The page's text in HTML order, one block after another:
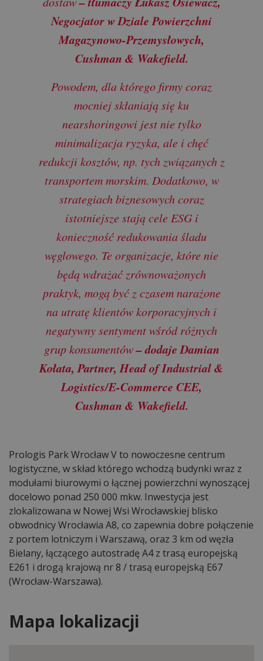
Negocjator w Dziale Powierzchni
Magazynowo-Przemysłowych,
Cushman & Wakefield.
Powodem, dla którego firmy coraz
mocniej skłaniają się ku
nearshoringowi jest nie tylko
minimalizacja ryzyka, ale i chęć
redukcji kosztów, np. tych związanych z
transportem morskim. Dodatkowo, w
strategiach biznesowych coraz
istotniejsze stają cele ESG i
konieczność redukowania śladu
węglowego. Te organizacje, które nie
będą wdrażać zrównoważonych
praktyk, mogą być z czasem narażone
na utratę klientów korporacyjnych i
negatywny sentyment wśród różnych
grup konsumentów– dodaje Damian
Kołata, Partner, Head of Industrial &
Logistics/E-Commerce CEE,
Cushman & Wakefield.
Prologis Park Wrocław V to nowoczesne centrum
logistyczne, w skład którego wchodzą budynki wraz z
modułami biurowymi o łącznej powierzchni wynoszącej
docelowo ponad 250 000 mkw. Inwestycja jest
zlokalizowana w Nowej Wsi Wrocławskiej blisko
obwodnicy Wrocławia A8, co zapewnia dobre połączenie
z portem lotniczym i Warszawą, oraz 3 km od węzła
Bielany, łączącego autostradę A4 z trasą europejską
E261 i drogą krajową nr 8 / trasą europejską E67
(Wrocław-Warszawa).
Mapa lokalizacji